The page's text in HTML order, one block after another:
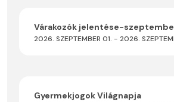
Várakozók jelentése-
2026. SZEPTEMBER 01. - 2026.
Gyermekjogok Világnapja